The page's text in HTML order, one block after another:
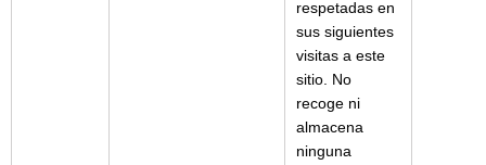
respetadas en
sus siguientes
visitas a este
sitio. No
recoge ni
almacena
ninguna